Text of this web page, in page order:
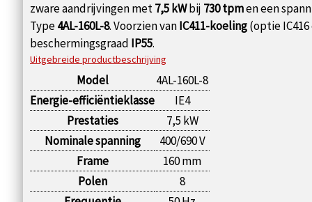
zware aandrijvingen met7,5 kWbij 730 tpmen een
Type4AL-160L-8. Voorzien vanIC411-koeling(optie
beschermingsgraad IP55.
Uitgebreide productbeschrijving
Model
4AL-160L-8
Energie-efficiëntieklasse
IE4
Prestaties
7,5 kW
Nominale spanning
400/690 V
Frame
160 mm
Polen
8